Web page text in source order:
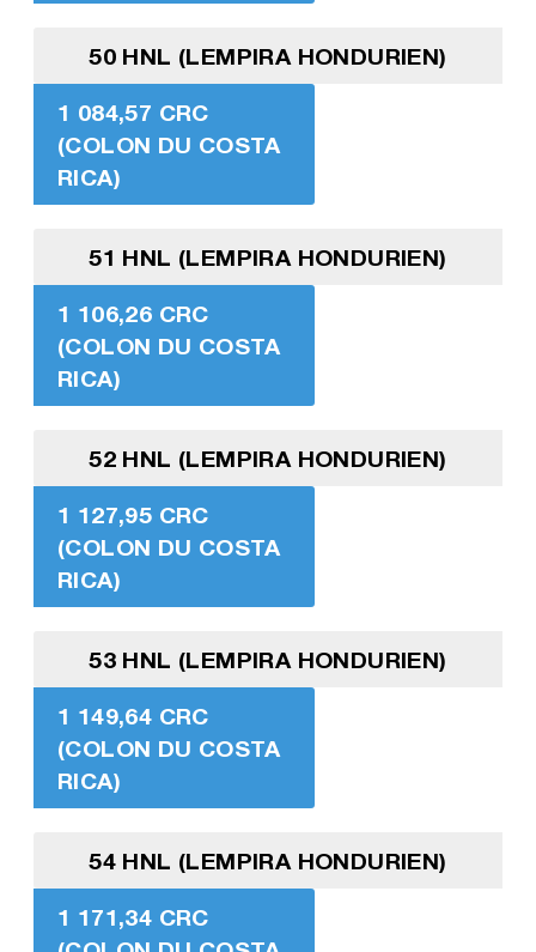
50 HNL (LEMPIRA HONDURIEN)
1 084,57 CRC
(COLON DU COSTA
RICA)
51 HNL (LEMPIRA HONDURIEN)
1 106,26 CRC
(COLON DU COSTA
RICA)
52 HNL (LEMPIRA HONDURIEN)
1 127,95 CRC
(COLON DU COSTA
RICA)
53 HNL (LEMPIRA HONDURIEN)
1 149,64 CRC
(COLON DU COSTA
RICA)
54 HNL (LEMPIRA HONDURIEN)
1 171,34 CRC